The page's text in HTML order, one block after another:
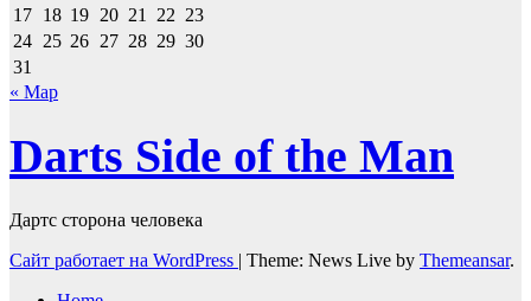
17 18 19 20 21 22 23
24 25 26 27 28 29 30
31
« Мар
Darts Side of the Man
Дартс сторона человека
Сайт работает на WordPress | Theme: News Live by Themeansar.